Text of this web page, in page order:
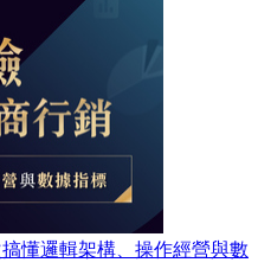
懂邏輯架構、操作經營與數